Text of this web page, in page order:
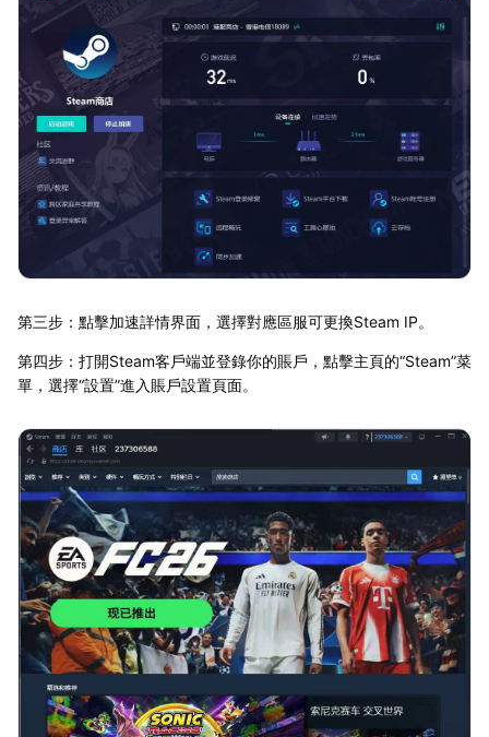
第三步：點擊加速詳情界面，選擇對應區服可更換Steam IP。
第四步：打開Steam客戶端並登錄你的賬戶，點擊主頁的“Steam”菜
單，選擇“設置”進入賬戶設置頁面。